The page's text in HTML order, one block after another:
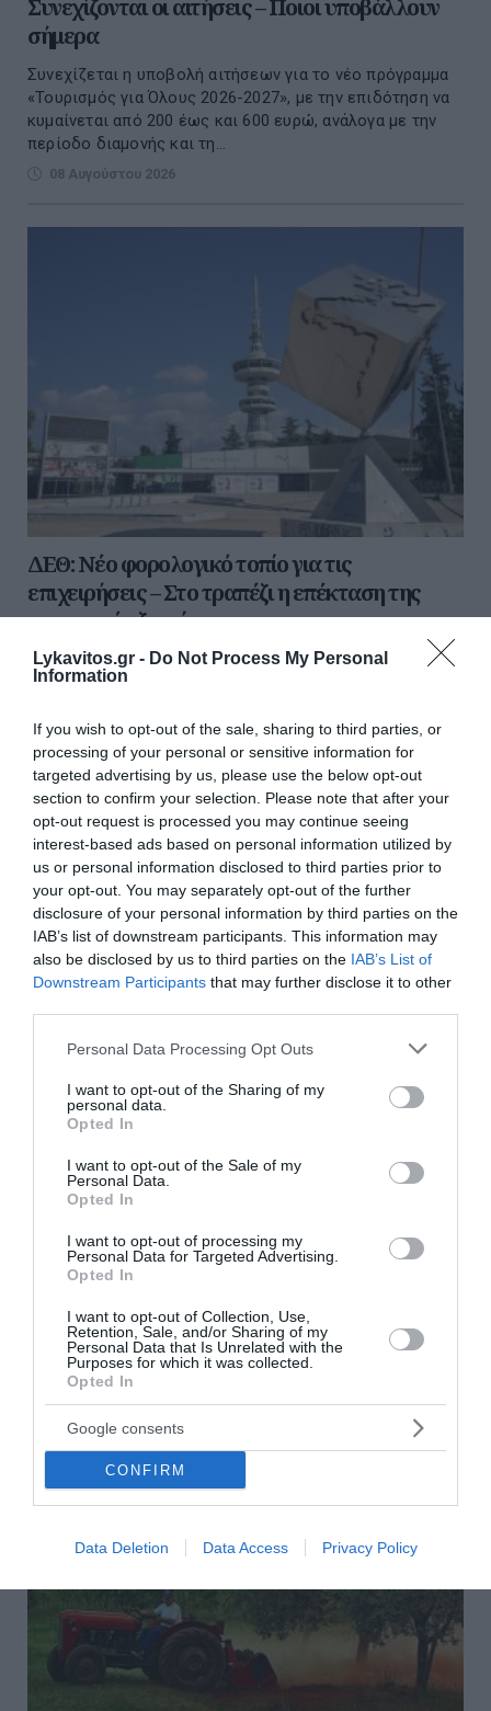
Lykavitos.gr - Do Not Process My Personal
Information
If you wish to opt-out of the sale, sharing to third parties, or
processing of your personal or sensitive information for
targeted advertising by us, please use the below opt-out
section to confirm your selection. Please note that after your
opt-out request is processed you may continue seeing
interest-based ads based on personal information utilized by
us or personal information disclosed to third parties prior to
your opt-out. You may separately opt-out of the further
disclosure of your personal information by third parties on the
IAB’s list of downstream participants. This information may
also be disclosed by us to third parties on the IAB’s List of
Downstream Participants that may further disclose it to other
Please note that this website/app uses one or more Google
not limited to your visit or usage behaviour. You may click to
grant or deny consent to Google and its third-party tags to
use your data for below specified purposes in below Google
consent section.
Personal Data Processing Opt Outs
I want to opt-out of the Sharing of my
personal data.
Opted In
I want to opt-out of the Sale of my
Personal Data.
Opted In
I want to opt-out of processing my
Personal Data for Targeted Advertising.
Opted In
I want to opt-out of Collection, Use,
Retention, Sale, and/or Sharing of my
Personal Data that Is Unrelated with the
Purposes for which it was collected.
Opted In
Google consents
CONFIRM
Data Deletion Data Access Privacy Policy
Συνεχίζονται οι αιτήσεις – Ποιοι υποβάλλουν
σήμερα
Συνεχίζεται η υποβολή αιτήσεων για το νέο πρόγραμμα
«Τουρισμός για Όλους 2026-2027», με την επιδότηση να
κυμαίνεται από 200 έως και 600 ευρώ, ανάλογα με την
περίοδο διαμονής και τη...
08 Αυγούστου 2026
ΔΕΘ: Νέο φορολογικό τοπίο για τις
επιχειρήσεις – Στο τραπέζι η επέκταση της
μεταφοράς ζημιών
Ένα διευρυμένο σχέδιο φορολογικών ελαφρύνσεων
αναμένεται να εξαγγείλει ο Πρωθυπουργός από το βήμα
στήριξη και την τόνωση της εγχώ...
09 Αυγούστου 2026
λιπάσματα – 33,58 εκατ. ευρώ σε 67.746 αγρότες
οικονομικής ενίσχυσης προς επαγγελματίες αγρότες και
επιχειρήσεις του πρωτογενούς τομέα για την αγορά
λιπασμάτων, στο πλαίσιο των κυβερνη...
08 Αυγούστου 2026
διαβάστε επίσης
περισσότερες ειδήσεις από το lykavitos.gr